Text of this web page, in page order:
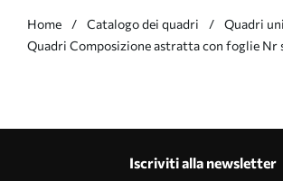
Home Catalogo dei quadri
Quadri
Quadri Composizione astratta con foglie Nr
Iscriviti alla newsletter